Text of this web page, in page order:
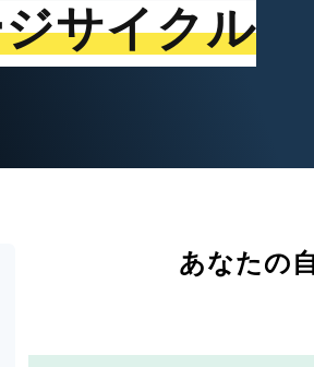
サイクル
あなたの